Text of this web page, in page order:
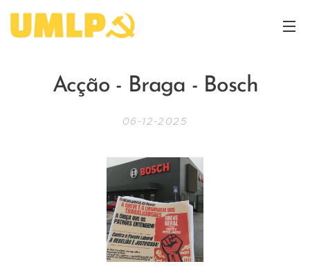
Acção - Braga - Bosch
06-12-2025